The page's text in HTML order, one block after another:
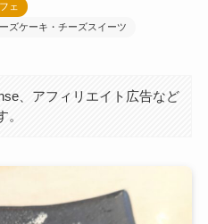
ェ
ズケーキ・チーズスイーツ
、アフィリエイト広告など